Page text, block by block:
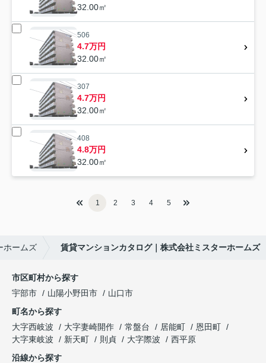
32.00㎡
506
4.7万円
32.00㎡
307
4.7万円
32.00㎡
408
4.8万円
32.00㎡
1 2 3 4 5
ホームズ 賃貸マンションカタログ｜株式会社ミスターホームズ
市区町村から探す
宇部市
山陽小野田市
山口市
町名から探す
大字西岐波
大字妻崎開作 常盤台 居能町
恩田町
大字東岐波
新天町 則貞 大字際波
西平原
沿線から探す